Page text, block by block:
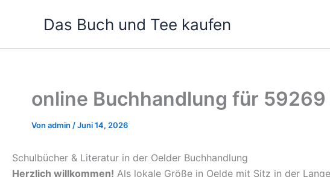
Das Buch und Tee kaufen
online Buchhandlung für
Von admin /Juni 14, 2026
Schulbücher & Literatur in der Oelder Buchhandlung
Herzlich willkommen! Als lokale Größe in Oelde mit Sitz in der